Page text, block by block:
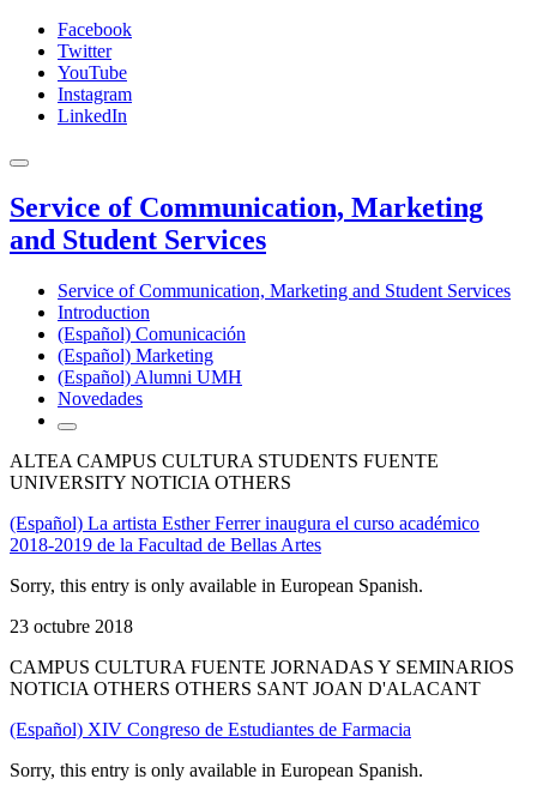
Facebook
Twitter
YouTube
Instagram
LinkedIn
Service of Communication, Marketing
and Student Services
Service of Communication, Marketing and Student Services
Introduction
(Español) Comunicación
(Español) Marketing
(Español) Alumni UMH
Novedades
ALTEA CAMPUS CULTURA STUDENTS FUENTE
UNIVERSITY NOTICIA OTHERS
(Español) La artista Esther Ferrer inaugura el curso académico
2018-2019 de la Facultad de Bellas Artes
Sorry, this entry is only available in European Spanish.
23 octubre 2018
CAMPUS CULTURA FUENTE JORNADAS Y SEMINARIOS
NOTICIA OTHERS OTHERS SANT JOAN D'ALACANT
(Español) XIV Congreso de Estudiantes de Farmacia
Sorry, this entry is only available in European Spanish.